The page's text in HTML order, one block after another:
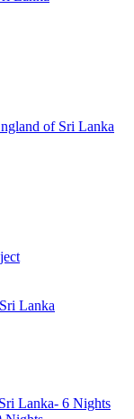
of Sri Lanka
Lanka
Lanka- 6 Nights